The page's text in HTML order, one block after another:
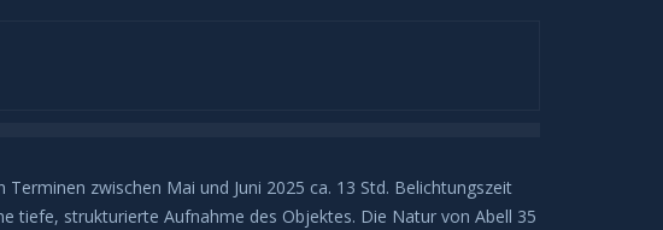
zwischen Mai und Juni 2025 ca. 13 Std. Belichtungszeit
tiefe, strukturierte Aufnahme des Objektes. Die Natur von Abell 35